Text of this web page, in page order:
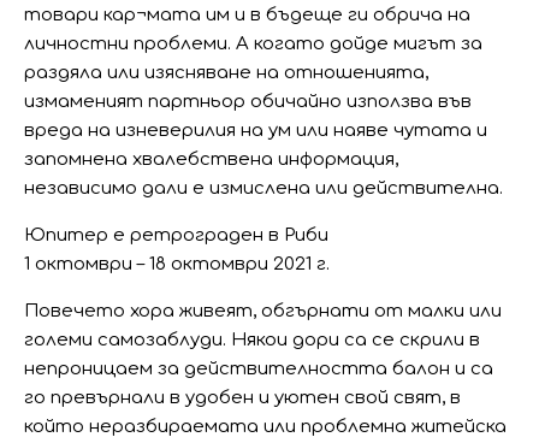
товари кар¬мата им и в бъдеще ги обрича на
личностни проблеми. А когато дойде мигът за
раздяла или изясняване на отношенията,
измаменият партньор обичайно използва във
вреда на изневерилия на ум или наяве чутата и
запомнена хвалебствена информация,
независимо дали е измислена или действителна.
Юпитер е ретрограден в Риби
1 октомври – 18 октомври 2021 г.
Повечето хора живеят, обгърнати от малки или
големи самозаблуди. Някои дори са се скрили в
непроницаем за действителността балон и са
го превърнали в удобен и уютен свой свят, в
който неразбираемата или проблемна житейска